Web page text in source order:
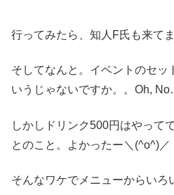
行ってみたら、知人F氏も来て
そしてなんと。イベントのセッ
いうじゃないですか。。Oh,
しかしドリンク500円はやって
とのこと。よかったー＼(^o^)／
そんなワケでメニューからいろ